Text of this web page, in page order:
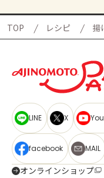
TOP レシピ 揚
LINE X
facebook MAIL
オンラインショップ